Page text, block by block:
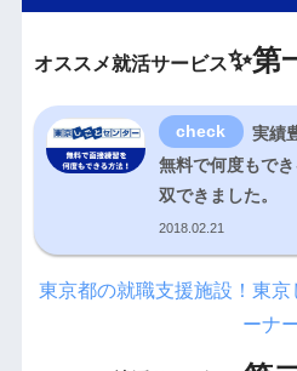
オススメ就活サービス✨第
実績
無料で何度もで
双できました。
2018.02.21
東京都の就職支援施設！東
ーナ